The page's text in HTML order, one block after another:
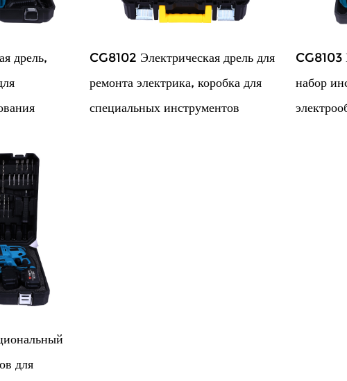
дрель,
CG8102 Электрическая дрель для
ремонта электрика, коробка для
специальных инструментов
CG8103
набор
для